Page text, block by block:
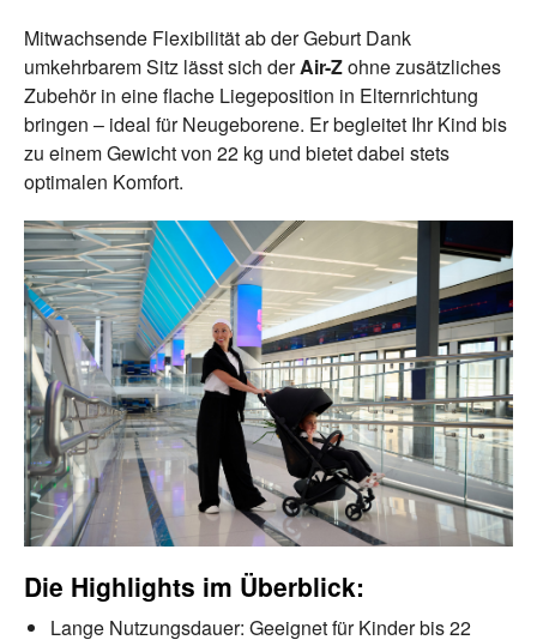
Mitwachsende Flexibilität ab der Geburt Dank
umkehrbarem Sitz lässt sich derAir-Zohne zusätzliches
Zubehör in eine flache Liegeposition in Elternrichtung
bringen – ideal für Neugeborene. Er begleitet Ihr Kind bis
zu einem Gewicht von 22 kg und bietet dabei stets
optimalen Komfort.
Die Highlights im Überblick:
Lange Nutzungsdauer: Geeignet für Kinder bis 22